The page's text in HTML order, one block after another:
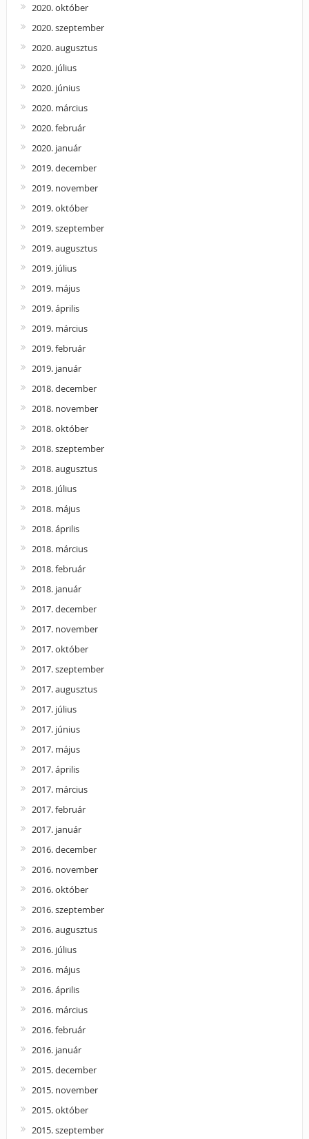
2020. október
2020. szeptember
2020. augusztus
2020. július
2020. június
2020. március
2020. február
2020. január
2019. december
2019. november
2019. október
2019. szeptember
2019. augusztus
2019. július
2019. május
2019. április
2019. március
2019. február
2019. január
2018. december
2018. november
2018. október
2018. szeptember
2018. augusztus
2018. július
2018. május
2018. április
2018. március
2018. február
2018. január
2017. december
2017. november
2017. október
2017. szeptember
2017. augusztus
2017. július
2017. június
2017. május
2017. április
2017. március
2017. február
2017. január
2016. december
2016. november
2016. október
2016. szeptember
2016. augusztus
2016. július
2016. május
2016. április
2016. március
2016. február
2016. január
2015. december
2015. november
2015. október
2015. szeptember